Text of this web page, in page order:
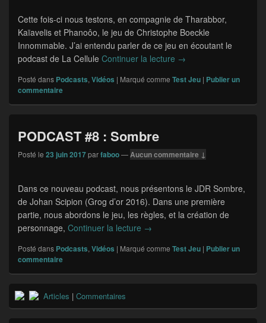
Cette fois-ci nous testons, en compagnie de Tharabbor,
Kaïavelis et Phanoôo, le jeu de Christophe Boeckle
Innommable. J’ai entendu parler de ce jeu en écoutant le
podcast de La Cellule Continuer la lecture PODCAST #14 :
→
Posté dans Podcasts, Vidéos | Marqué comme Test Jeu | Publier un
commentaire
PODCAST #8 : Sombre
Posté le 23 juin 2017parfaboo—Aucun commentaire ↓
Dans ce nouveau podcast, nous présentons le JDR Sombre,
de Johan Scipion (Grog d’or 2016). Dans une première
partie, nous abordons le jeu, les règles, et la création de
personnage, Continuer la lecture PODCAST #8 : Sombre
→
Posté dans Podcasts, Vidéos | Marqué comme Test Jeu | Publier un
commentaire
Zone
principale
de
Articles | Commentaires